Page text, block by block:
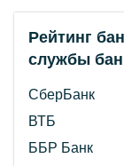
Рейтинг
службы
СберБанк
ВТБ
ББР Банк